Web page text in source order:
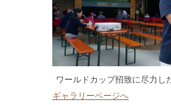
ワールドカップ招致に尽力し
ギャラリーページへ